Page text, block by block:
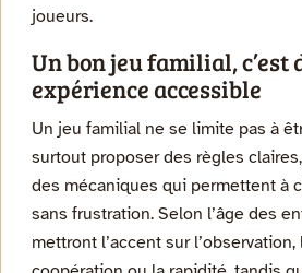
joueurs.
Un bon jeu familial, c’est
expérience accessible
Un jeu familial ne se limite pas à
surtout proposer des règles
des mécaniques qui permettent à
sans frustration. Selon l’âge des
mettront l’accent sur